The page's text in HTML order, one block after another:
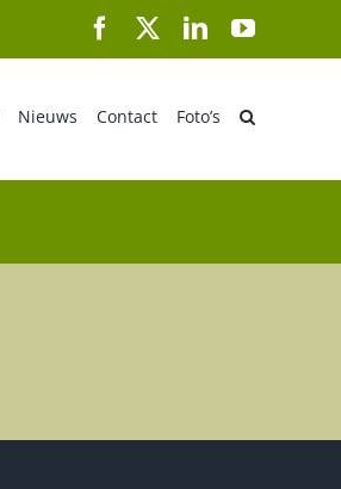
FacebookLinkedInYouTube
Nieuws Contact Foto’s